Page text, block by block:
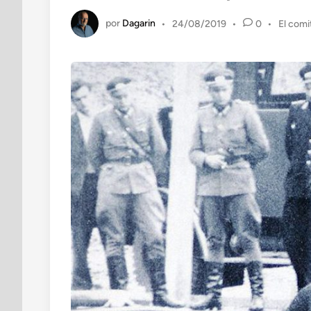
por Dagarin • 24/08/2019 • 0 • El